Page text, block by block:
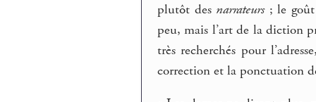
plutôt des narrateurs; le goût
peu, mais l’art de la diction
très recherchés pour
correction et la ponctuation